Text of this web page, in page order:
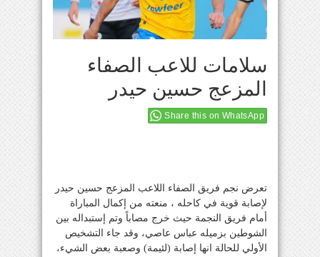
سلامات للاعب الصفاء
المزعج حسين حيدر
Share this on WhatsApp
تعرض نجم فريق الصفاء اللاعب المزعج حسين حيدر
لإصابة قوية في كاحله ، منعته من إكمال المباراة
أمام فريق النجمة حيث خرج مصاباً وتم إستبداله بين
الشوطين بزميله عباس عاصي، وقد جاء التشخيص
الأولي للحالة انها إصابة (لئيمة) وصعبة بعض الشيء،